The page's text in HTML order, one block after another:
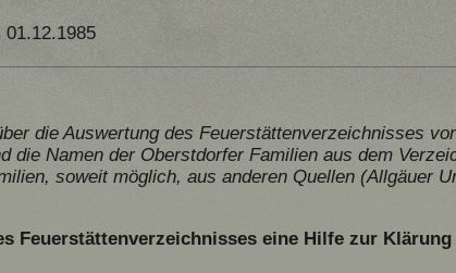
01.12.1985
die Auswertung des Feuerstättenverzeichnisses
die Namen der Oberstdorfer Familien aus dem
soweit möglich, aus anderen Quellen (Allgäuer
Feuerstättenverzeichnisses eine Hilfe zur